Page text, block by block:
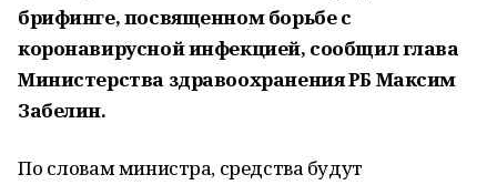
брифинге, посвященном борьбе с
коронавирусной инфекцией, сообщил глава
Министерства здравоохранения РБ Максим
Забелин.
По словам министра, средства будут